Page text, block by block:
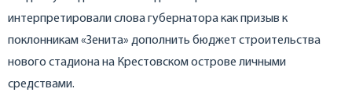
интерпретировали слова губернатора как призыв к
поклонникам «Зенита» дополнить бюджет строительства
нового стадиона на Крестовском острове личными
средствами.